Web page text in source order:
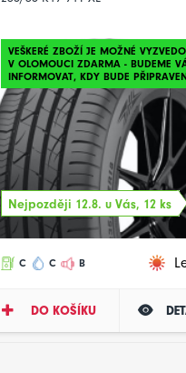
VEŠKERÉ ZBOŽÍ JE MOŽNÉ
V OLOMOUCI ZDARMA - BUDEME
INFORMOVAT, KDY BUDE
Nejpozději 12.8. u Vás, 12 ks
C C B
DO KOŠÍKU